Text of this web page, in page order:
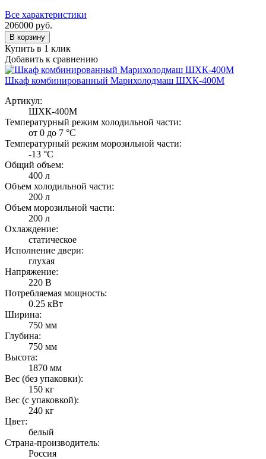
Все характеристики
206000 руб.
В корзину
Купить в 1 клик
Добавить к сравнению
Шкаф комбинированный Марихолодмаш ШХК-400М
Артикул:
ШХК-400М
Температурный режим холодильной части:
от 0 до 7 °C
Температурный режим морозильной части:
-13 °C
Общий объем:
400 л
Объем холодильной части:
200 л
Объем морозильной части:
200 л
Охлаждение:
статическое
Исполнение двери:
глухая
Напряжение:
220 В
Потребляемая мощность:
0.25 кВт
Ширина:
750 мм
Глубина:
750 мм
Высота:
1870 мм
Вес (без упаковки):
150 кг
Вес (с упаковкой):
240 кг
Цвет:
белый
Страна-производитель:
Россия